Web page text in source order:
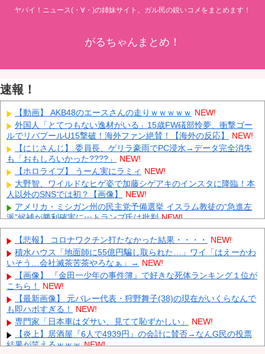
ヤバイ！ニュース(・∀・)の姉妹サイト。ガル民の鋭いコメをまとめます！
がるちゃんまとめ！
速報！
【動画】 AKB48のエースさんの走りｗｗｗｗｗ NEW!
外国人「とてつもない逸材がいる」15歳FW礒部怜夢、衝撃ゴー
ルでリバプールU15撃破！海外ファン絶賛！【海外の反応】
NEW!
【にじさんじ】 委員長、ゲリラ豪雨でPC浸水→データ完全消失
も「おもしろいかった????」
NEW!
【ホロライブ】 うーん実にラミィ NEW!
大野智、ワイルドなヒゲ姿で加藤シゲアキのインスタに降臨！本
人以外のSNSでは初？【画像】
NEW!
アメリカ・ミシガン州の民主党予備選挙 イスラム教徒の“急進左
派”候補が勝利確実に⋯トランプ氏は批判 NEW!
日本「熊本地震」ハビタ「従業員2人亡くなる」営業部長「イオ
ンのスタッフに制止されなかった」日本「部長が連絡後の店員行動
を証言（謎」イオン「再入館可能の事実ない」→
NEW!
K-POPアイドルの約半数が3年後には姿を消す…損益分岐点突破
は4％未満
NEW!
ついに国産ヒューマノイド登場、人手不足深刻化の医療・製造現
場などでの活用想定！ NEW!
【衝撃】 中国製ルーター20機種にバックドア発見！ ネットに繋
ぐだけで35秒ごとに中国のサーバーと通信
NEW!
【悲報】 コロナワクチン打たなかった結果・・・・
NEW!
積水ハウス「地面師に55億円騙し取られた…」ワイ「はえーかわ
いそう…会社滅茶苦茶やろなぁ」→ NEW!
【画像】 『金田一少年の事件簿』で好きな死体ランキング１位が
こちら！
NEW!
【最新画像】 元バレー代表・狩野舞子(38)の現在がいくらなんで
も即ハボすぎる！
NEW!
専門家「日本車はダサい、見てて恥ずかしい」
NEW!
【炎上】居酒屋『6人で4939円』の会計に賛否→なんG民の投票
結果が笑えるｗｗｗ NEW!